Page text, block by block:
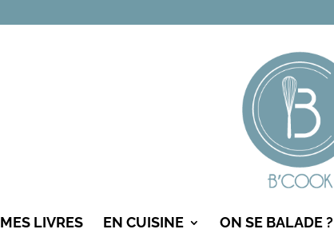
MES LIVRES EN CUISINE ON SE BALADE ?